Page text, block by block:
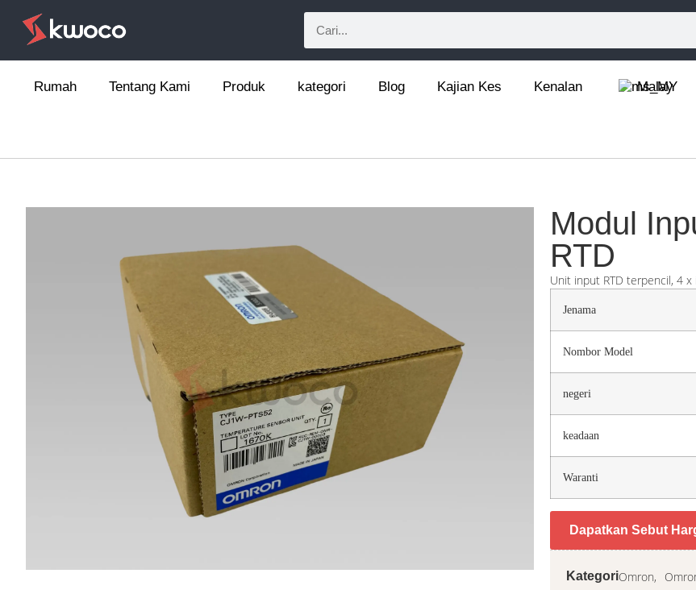
Rumah Tentang Kami Produk kategori Blog Kajian Kes Kenalan Malay
Modul
RTD
Unit input RTD terpencil, 4 x
Jenama
Nombor Model
negeri
keadaan
Waranti
Dapatkan Sebut
KategoriOmron,